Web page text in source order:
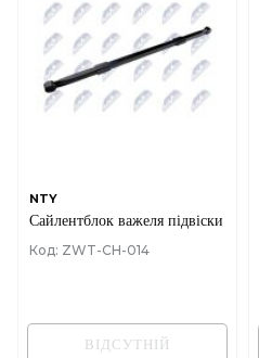
NTY
Сайлентблок важеля підвіски
Код: ZWT-CH-014
ВІДСУТНІЙ